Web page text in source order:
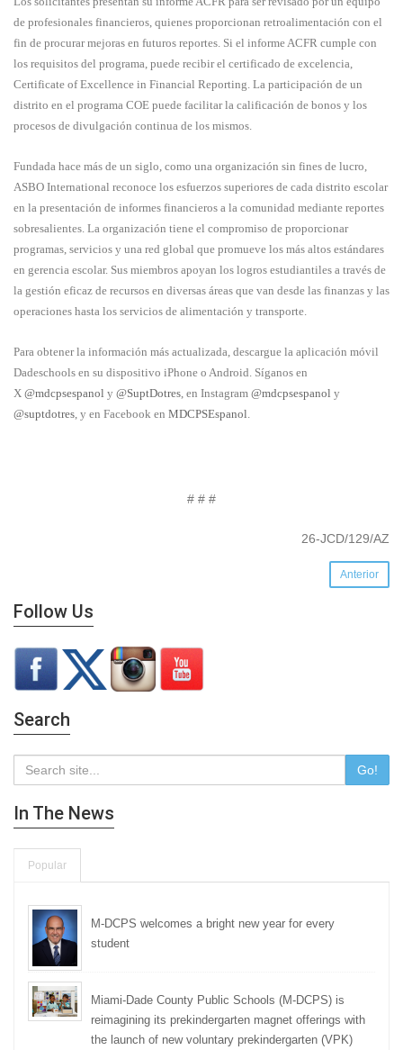
de profesionales financieros, quienes proporcionan retroalimentación con el
fin de procurar mejoras en futuros reportes. Si el informe ACFR cumple con
los requisitos del programa, puede recibir el certificado de excelencia,
Certificate of Excellence in Financial Reporting. La participación de un
distrito en el programa COE puede facilitar la calificación de bonos y los
procesos de divulgación continua de los mismos.
Fundada hace más de un siglo, como una organización sin fines de lucro,
ASBO International reconoce los esfuerzos superiores de cada distrito escolar
en la presentación de informes financieros a la comunidad mediante reportes
sobresalientes. La organización tiene el compromiso de proporcionar
programas, servicios y una red global que promueve los más altos estándares
en gerencia escolar. Sus miembros apoyan los logros estudiantiles a través de
la gestión eficaz de recursos en diversas áreas que van desde las finanzas y las
operaciones hasta los servicios de alimentación y transporte.
Para obtener la información más actualizada, descargue la aplicación móvil
Dadeschools en su dispositivo iPhone o Android. Síganos en
X @mdcpsespanol y @SuptDotres, en Instagram @mdcpsespanol y
@suptdotres, y en Facebook en MDCPSEspanol.
# # #
26-JCD/129/AZ
Anterior
Follow Us
Search
Go!
In The News
Popular
M-DCPS welcomes a bright new year for every
student
Miami-Dade County Public Schools (M-DCPS) is
reimagining its prekindergarten magnet offerings with
the launch of new voluntary prekindergarten (VPK)